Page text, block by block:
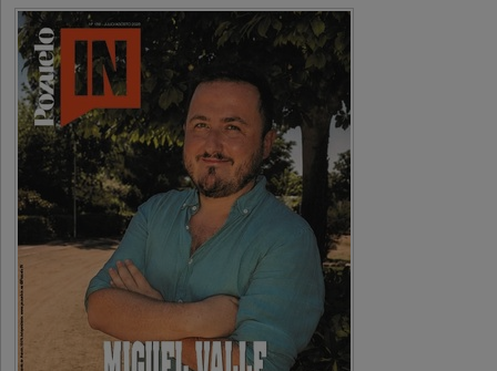
Señora Alcaldesa Ud no ha vivido nunca en Pozuelo , pero yo si desde
hace más de 60 años , …
Pozuelo de Alarcón
Quejas por el deterioro de la
limpieza …
A ver si es posible que haya vivienda para familias con hijos y no
solamente jóvenes que no es tan …
Pozuelo de Alarcón
Pozuelo desbloquea
definitivamente Huerta Grande: las
obras …
Donde pueden inscribirse las personas empadronados en Pozuelo para